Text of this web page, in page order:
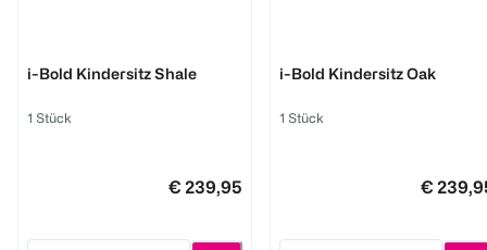
i-Bold Kindersitz Shale
1 Stück
€ 239,95
i-Bold Kindersitz Oak
1 Stück
€